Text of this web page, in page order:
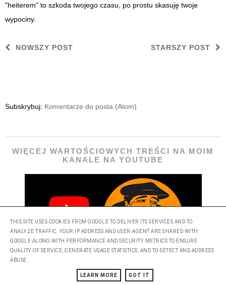
"heiterem" to szkoda twojego czasu, po prostu skasuję twoje
wypociny.
NOWSZY POST STARSZY POST
Subskrybuj: Komentarze do posta (Atom)
WIĘCEJ WARTOŚCIOWYCH TREŚCI NA MOIM
KANALE NA YOUTUBE
Spotkajmy się oko w oko na moim kanale na YouTube o
THIS SITE USES COOKIES FROM GOOGLE TO DELIVER ITS SERVICES AND TO
ANALYZE TRAFFIC. YOUR IP ADDRESS AND USER-AGENT ARE SHARED WITH
GOOGLE ALONG WITH PERFORMANCE AND SECURITY METRICS TO ENSURE
QUALITY OF SERVICE, GENERATE USAGE STATISTICS, AND TO DETECT AND ADDRESS
ABUSE.
LEARN MORE GOT IT